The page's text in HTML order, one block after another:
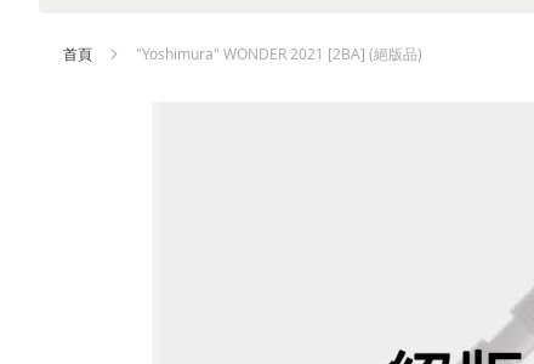
首頁 "Yoshimura" WONDER 2021 [2BA] (絕版品)